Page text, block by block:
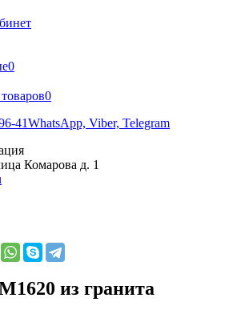
0
0
41WhatsApp, Viber, Telegram
Комарова д. 1
из гранита